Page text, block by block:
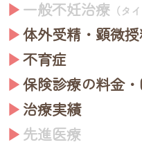
一般不妊治療 （タ
体外受精・顕微
不育症
保険診療の料金
治療実績
先進医療